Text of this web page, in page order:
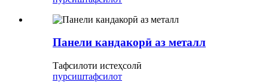
Панели кандакорӣ аз металл
Тафсилоти истеҳсолӣ
пурсиштафсилот